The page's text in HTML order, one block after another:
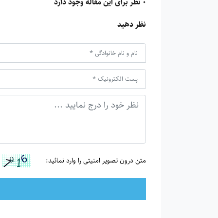
نظر دهید
متن درون تصویر امنیتی را وارد نمائید: